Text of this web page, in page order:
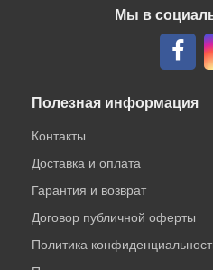
Мы в
Полезная информация
Контакты
Доставка и оплата
Гарантия и возврат
Договор публичной оферты
Политика